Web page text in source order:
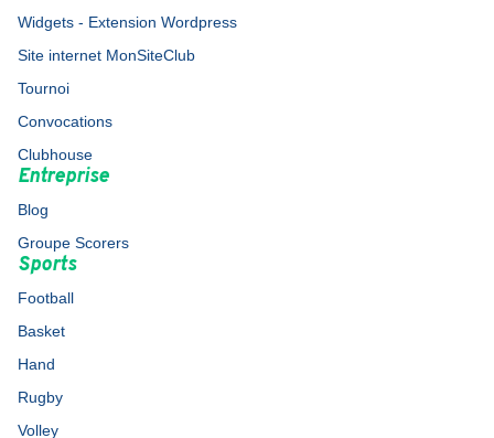
Widgets - Extension Wordpress
Site internet MonSiteClub
Tournoi
Convocations
Clubhouse
Entreprise
Blog
Groupe Scorers
Sports
Football
Basket
Hand
Rugby
Volley